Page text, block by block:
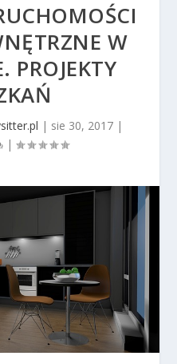
W
PROJEKTY
| sie 30, 2017|
|